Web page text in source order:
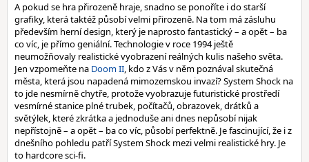
A pokud se hra přirozeně hraje, snadno se ponoříte i do starší
grafiky, která taktéž působí velmi přirozeně. Na tom má zásluhu
především herní design, který je naprosto fantastický – a opět – ba
co víc, je přímo geniální. Technologie v roce 1994 ještě
neumožňovaly realistické vyobrazení reálných kulis našeho světa.
Jen vzpomeňte na Doom II, kdo z Vás v něm poznával skutečná
města, která jsou napadená mimozemskou invazí? System Shock na
to jde nesmírně chytře, protože vyobrazuje futuristické prostředí
vesmírné stanice plné trubek, počítačů, obrazovek, drátků a
světýlek, které zkrátka a jednoduše ani dnes nepůsobí nijak
nepřístojně – a opět – ba co víc, působí perfektně. Je fascinující, že i z
dnešního pohledu patří System Shock mezi velmi realistické hry. Je
to hardcore sci-fi.